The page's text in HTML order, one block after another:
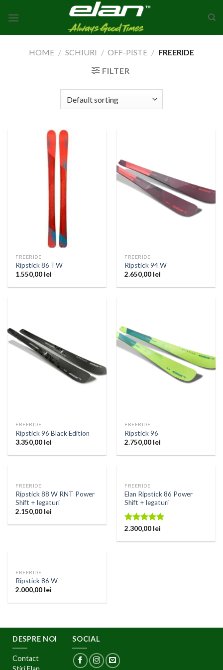
HOME / SCHIURI / OFF-PISTE / FREERIDE
FILTER
FREERIDE
Ripstick 86 TW
1.550,00 lei
FREERIDE
Ripstick 94 W
2.650,00 lei
FREERIDE
Ripstick 96 Black Edition
3.350,00 lei
FREERIDE
Ripstick 96
2.750,00 lei
FREERIDE
Ripstick 88 W RNT Power
Shift + legaturi
2.150,00 lei
FREERIDE
Elan Ripstick 86 Power
Shift + legaturi
Rated5.00
2.300,00 lei
FREERIDE
Ripstick 86 W
2.000,00 lei
DESPRE NOI
Contact
SOCIAL